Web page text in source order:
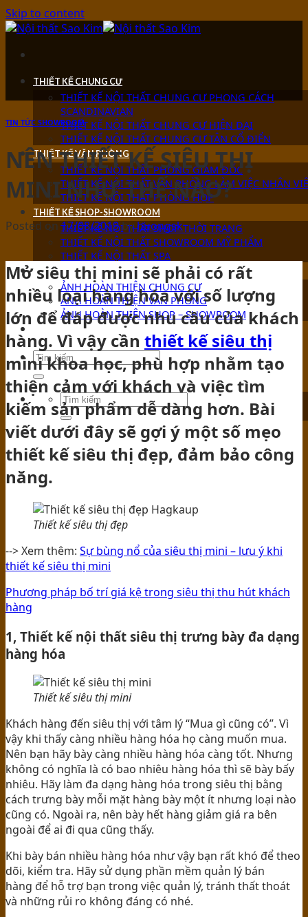
Skip to content
THIẾT KẾ CHUNG CƯ
THIẾT KẾ NỘI THẤT CHUNG CƯ PHONG CÁCH
SCANDINAVIAN
THIẾT KẾ NỘI THẤT CHUNG CƯ HIỆN ĐẠI
THIẾT KẾ NỘI THẤT CHUNG CƯ TÂN CỔ ĐIỂN
THIẾT KẾ VĂN PHÒNG
THIẾT KẾ NỘI THẤT PHÒNG GIÁM ĐỐC
THIẾT KẾ NỘI THẤT VĂN PHÒNG LÀM VIỆC NHÂN
THIẾT KẾ NỘI THẤT PHÒNG HỌP
THIẾT KẾ SHOP-SHOWROOM
THIẾT KẾ NỘI THẤT SHOP THỜI TRANG
THIẾT KẾ NỘI THẤT SHOWROOM MỸ PHẨM
THIẾT KẾ NỘI THẤT SPA
ẢNH HOÀN THIỆN
ẢNH HOÀN THIỆN CHUNG CƯ
ẢNH HOÀN THIỆN VĂN PHÒNG
ẢNH HOÀN THIỆN SHOP – SHOWROOM
TIN TỨC SHOWROOM
NÊN THIẾT KẾ SIÊU THỊ
MINI NHƯ THẾ NÀO?
Posted on17/08/2019byhuongsk
Mở siêu thị mini sẽ phải có rất
nhiều loại hàng hóa với số lượng
lớn để đáp được nhu cầu của khách
hàng. Vì vậy cần thiết kế siêu thị
mini khoa học, phù hợp nhằm tạo
thiện cảm với khách và việc tìm
kiếm sản phẩm dễ dàng hơn. Bài
viết dưới đây sẽ gợi ý một số mẹo
thiết kế siêu thị đẹp, đảm bảo công
năng.
Thiết kế siêu thị đẹp
--> Xem thêm: Sự bùng nổ của siêu thị mini – lưu ý khi
thiết kế siêu thị mini
Phương pháp bố trí giá kệ trong siêu thị thu hút khách
hàng
1, Thiết kế nội thất siêu thị trưng bày đa dạng
hàng hóa
Thiết kế siêu thị mini
Khách hàng đến siêu thị với tâm lý “Mua gì cũng có”. Vì
vậy khi thấy càng nhiều hàng hóa họ càng muốn mua.
Nên bạn hãy bày càng nhiều hàng hóa càng tốt. Nhưng
không có nghĩa là có bao nhiêu hàng hóa thì sẽ bày bấy
nhiêu. Hãy làm đa dạng hàng hóa trong siêu thị bằng
cách trưng bày mỗi mặt hàng bày một ít nhưng loại nào
cũng có. Ngoài ra, nên bày hết hàng giảm giá ra bên
ngoài để ai đi qua cũng thấy.
Khi bày bán nhiều hàng hóa như vậy bạn rất khó để theo
dõi, kiểm tra. Hãy sử dụng phần mềm quản lý bán
hàng để hỗ trợ bạn trong việc quản lý, tránh thất thoát
và những rủi ro không đáng có nhé.